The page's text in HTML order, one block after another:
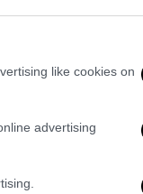
like cookies on
advertising
και του
της